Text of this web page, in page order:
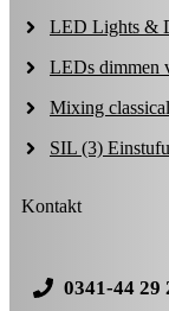
LED Lights &
LEDs dimmen
Mixing
SIL (3)
Kontakt
0341-44 29